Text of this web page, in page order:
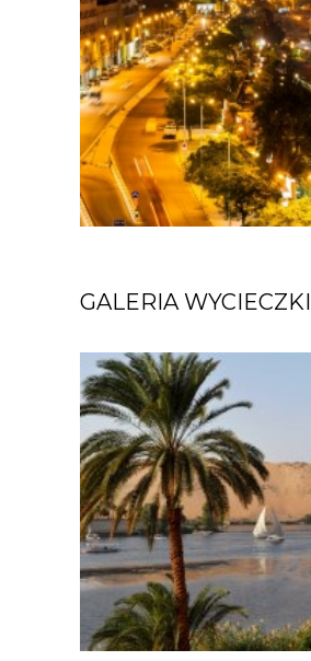
GALERIA WYCIECZKI